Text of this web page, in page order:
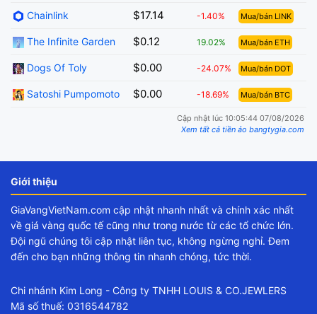
Chainlink $17.14 -1.40% Mua/bán LINK
The Infinite Garden $0.12 19.02% Mua/bán ETH
Dogs Of Toly $0.00 -24.07% Mua/bán DOT
Satoshi Pumpomoto $0.00 -18.69% Mua/bán BTC
Cập nhật lúc 10:05:44 07/08/2026
Xem tất cả tiền ảo bangtygia.com
Giới thiệu
GiaVangVietNam.com cập nhật nhanh nhất và chính xác nhất
về giá vàng quốc tế cũng như trong nước từ các tổ chức lớn.
Đội ngũ chúng tôi cập nhật liên tục, không ngừng nghỉ. Đem
đến cho bạn những thông tin nhanh chóng, tức thời.
Chi nhánh Kim Long - Công ty TNHH LOUIS & CO.JEWLERS
Mã số thuế: 0316544782